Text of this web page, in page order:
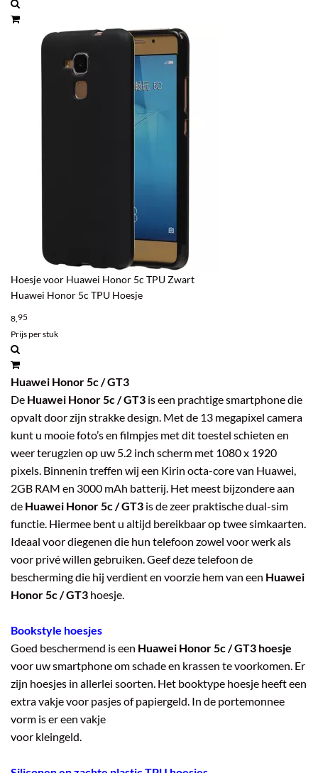
Hoesje voor Huawei Honor 5c TPU Zwart
Huawei Honor 5c TPU Hoesje
8,95
Prijs per stuk
Huawei Honor 5c / GT3
De Huawei Honor 5c / GT3 is een prachtige smartphone die
opvalt door zijn strakke design. Met de 13 megapixel camera
kunt u mooie foto’s en filmpjes met dit toestel schieten en
weer terugzien op uw 5.2 inch scherm met 1080 x 1920
pixels. Binnenin treffen wij een Kirin octa-core van Huawei,
2GB RAM en 3000 mAh batterij. Het meest bijzondere aan
de Huawei Honor 5c / GT3 is de zeer praktische dual-sim
functie. Hiermee bent u altijd bereikbaar op twee simkaarten.
Ideaal voor diegenen die hun telefoon zowel voor werk als
voor privé willen gebruiken. Geef deze telefoon de
bescherming die hij verdient en voorzie hem van een Huawei
Honor 5c / GT3 hoesje.
Bookstyle hoesjes
Goed beschermend is een Huawei Honor 5c / GT3 hoesje
voor uw smartphone om schade en krassen te voorkomen. Er
zijn hoesjes in allerlei soorten. Het booktype hoesje heeft een
extra vakje voor pasjes of papiergeld. In de portemonnee
vorm is er een vakje
voor kleingeld.